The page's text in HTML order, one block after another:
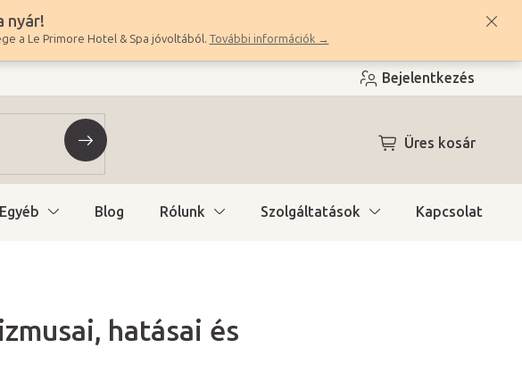
nyár!
a Le Primore Hotel & Spa jóvoltából. További információk →
Bejelentkezés
KOSÁR
Üres kosár
Egyéb Blog Rólunk Szolgáltatások Kapcsolat
hatásai és